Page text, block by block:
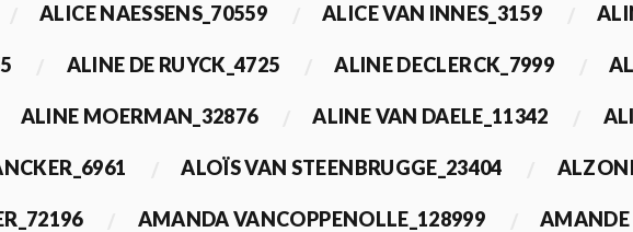
ALICE NAESSENS_70559 ALICE VAN INNES_3159
ALINE DE RUYCK_4725 ALINE DECLERCK_7999
ALINE MOERMAN_32876 ALINE VAN DAELE_11342
ALOÏS VAN STEENBRUGGE_23404
AMANDA VANCOPPENOLLE_128999